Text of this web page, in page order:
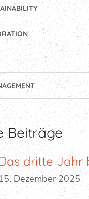
Beiträge
dritte Jahr
Dezember 2025